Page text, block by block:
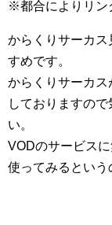
※都合によりリン
からくりサーカ
すめです。
からくりサーカ
しておりますの
い。
VODのサービス
使ってみるという